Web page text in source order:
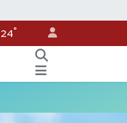
24°